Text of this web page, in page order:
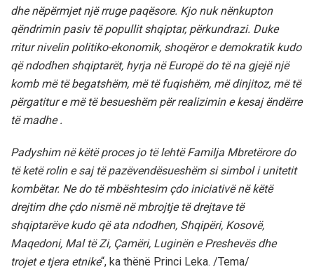
dhe nëpërmjet një rruge paqësore. Kjo nuk nënkupton
qëndrimin pasiv të popullit shqiptar, përkundrazi. Duke
rritur nivelin politiko-ekonomik, shoqëror e demokratik kudo
që ndodhen shqiptarët, hyrja në Europë do të na gjejë një
komb më të begatshëm, më të fuqishëm, më dinjitoz, më të
përgatitur e më të besueshëm për realizimin e kesaj ëndërre
të madhe .
Padyshim në këtë proces jo të lehtë Familja Mbretërore do
të ketë rolin e saj të pazëvendësueshëm si simbol i unitetit
kombëtar. Ne do të mbështesim çdo iniciativë në këtë
drejtim dhe çdo nismë në mbrojtje të drejtave të
shqiptarëve kudo që ata ndodhen, Shqipëri, Kosovë,
Maqedoni, Mal të Zi, Çamëri, Luginën e Preshevës dhe
trojet e tjera etnike“, ka thënë Princi Leka. /Tema/